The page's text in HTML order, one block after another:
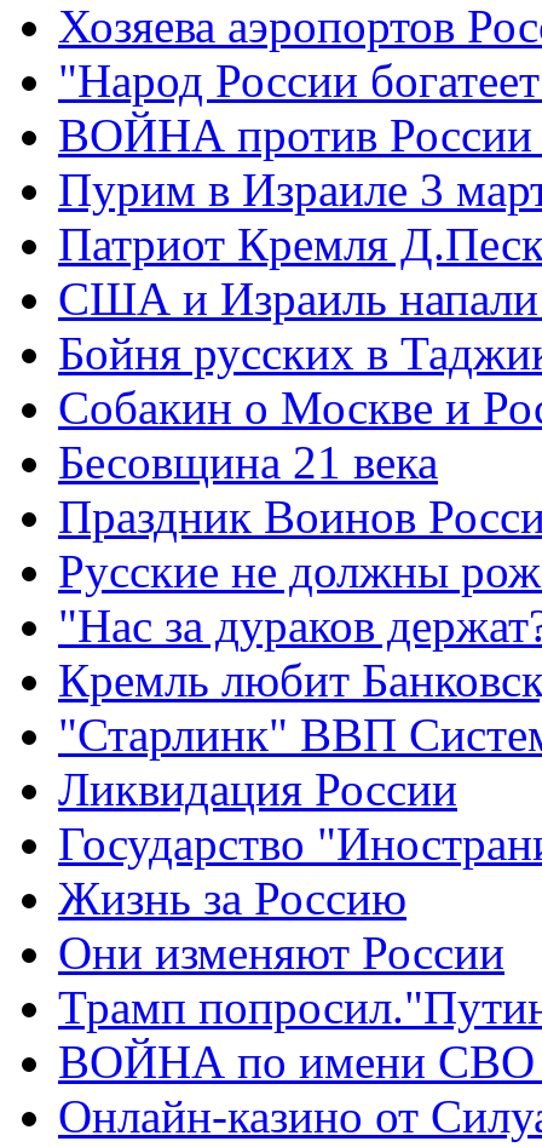
Хозяева аэропортов
"Народ России
ВОЙНА против России
Пурим в Израиле 3
Патриот Кремля
США и Израиль
Бойня русских в
Собакин о Москве и
Бесовщина 21 века
Праздник Воинов
Русские не должны
"Нас за дураков
Кремль любит
"Старлинк" ВВП
Ликвидация России
Государство
Жизнь за Россию
Они изменяют России
Трамп
ВОЙНА по имени СВО
Онлайн-казино от